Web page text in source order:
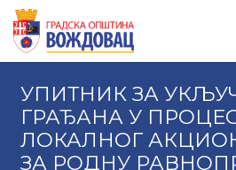
УПИТНИК ЗА
ГРАЂАНА У
ЛОКАЛНОГ
ЗА РОДНУ